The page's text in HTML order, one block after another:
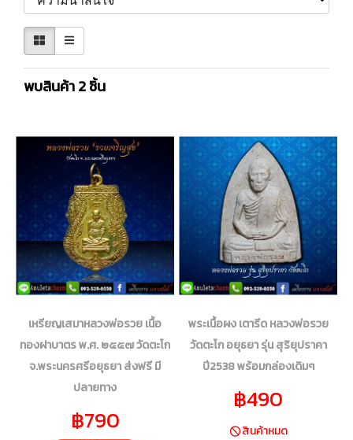
พบสินค้า 2 ชิ้น
เหรียญเสมาหลวงพ่อรวย เนื้อ
ทองฝาบาตร พ.ศ. ๒๕๕๗ วัดตะโก
จ.พระนครศรีอยุธยา ส่งฟรี มี
ปลายทาง
฿790
พระเนื้อผง เตารีด หลวงพ่อรวย
วัดตะโก อยุธยา รุ่น สุริยุปราคา
ปี2538 พร้อมกล่องเดิมๆ
฿490
สินค้าหมด